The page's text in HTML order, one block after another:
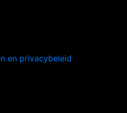
en privacybeleid